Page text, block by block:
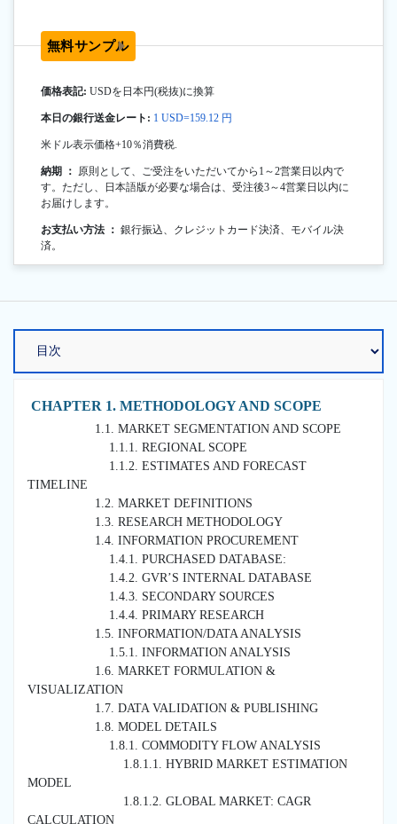
無料サンプル
価格表記: USDを日本円(税抜)に換算
本日の銀行送金レート: 1 USD=159.12 円
米ドル表示価格+10％消費税.
納期 ： 原則として、ご受注をいただいてから1～2営業日以内で
す。ただし、日本語版が必要な場合は、受注後3～4営業日以内に
お届けします。
お支払い方法 ： 銀行振込、クレジットカード決済、モバイル決
済。
CHAPTER 1. METHODOLOGY AND SCOPE
1.1. MARKET SEGMENTATION AND SCOPE
1.1.1. REGIONAL SCOPE
1.1.2. ESTIMATES AND FORECAST
TIMELINE
1.2. MARKET DEFINITIONS
1.3. RESEARCH METHODOLOGY
1.4. INFORMATION PROCUREMENT
1.4.1. PURCHASED DATABASE:
1.4.2. GVR’S INTERNAL DATABASE
1.4.3. SECONDARY SOURCES
1.4.4. PRIMARY RESEARCH
1.5. INFORMATION/DATA ANALYSIS
1.5.1. INFORMATION ANALYSIS
1.6. MARKET FORMULATION &
VISUALIZATION
1.7. DATA VALIDATION & PUBLISHING
1.8. MODEL DETAILS
1.8.1. COMMODITY FLOW ANALYSIS
1.8.1.1. HYBRID MARKET ESTIMATION
MODEL
1.8.1.2. GLOBAL MARKET: CAGR
CALCULATION